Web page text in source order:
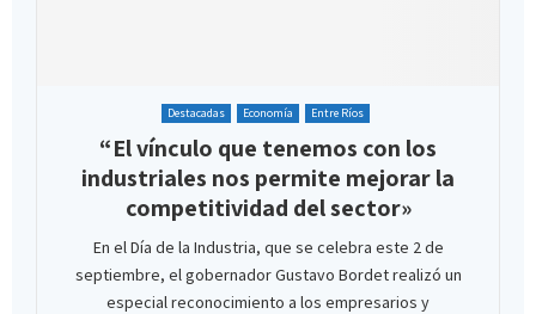
Destacadas Economía Entre Ríos
“El vínculo que tenemos con los
industriales nos permite mejorar la
competitividad del sector»
En el Día de la Industria, que se celebra este 2 de
septiembre, el gobernador Gustavo Bordet realizó un
especial reconocimiento a los empresarios y